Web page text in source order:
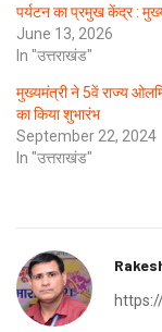
पर्यटन का प्रमुख केंद्र :
June 13, 2026
In "उत्तराखंड"
मुख्यमंत्री ने 5वें राज्य
का किया शुभारंभ
September 22, 2024
In "उत्तराखंड"